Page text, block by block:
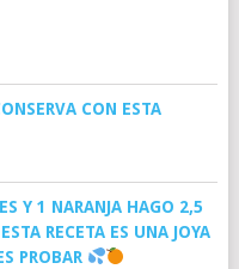
CON ESTA
Y 1 NARANJA HAGO 2,5
RECETA ES UNA JOYA
PROBAR